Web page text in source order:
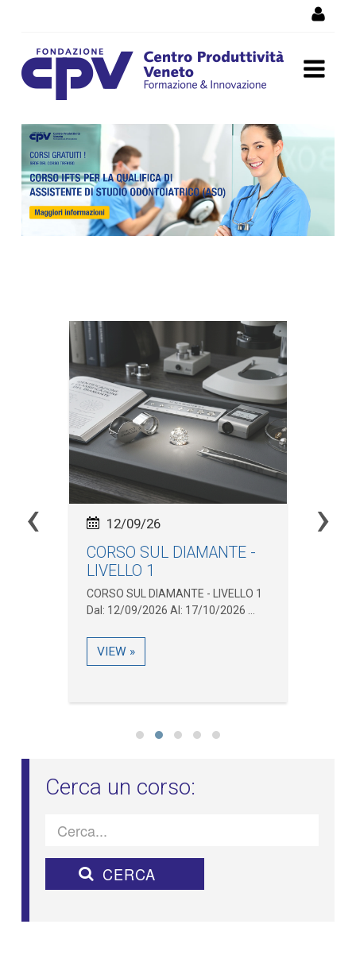
Corsi di formazione
Vicenza, corsi professionali
e per disoccupati
CORSO SUL DIAMANTE -
LIVELLO 1
CORSO SUL DIAMANTE - LIVELLO 1
Dal: 12/09/2026 Al: 17/10/2026 ...
VIEW »
12/09/26
‹ ›